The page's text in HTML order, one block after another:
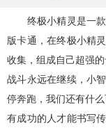
模拟经营
5款手游
终极小精灵是一款
版卡通，在终极小精
收集，组成自己超强
战斗永远在继续，小
停奔跑，我们还有什
有成功的人才能书写